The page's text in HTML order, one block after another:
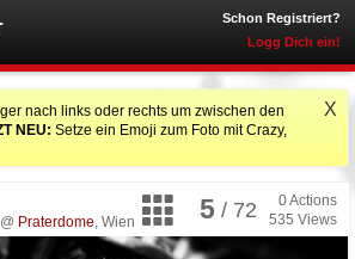
Schon Registriert?
Logg Dich ein!
X
nach links oder rechts um zwischen den
NEU: Setze ein Emoji zum Foto mit Crazy,
0Actions
535 Views
5 / 72
Praterdome, Wien